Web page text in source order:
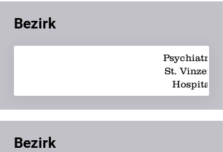
Bezirk
Psychiatrie -
St. Vinzenz-
Hospital
Bezirk